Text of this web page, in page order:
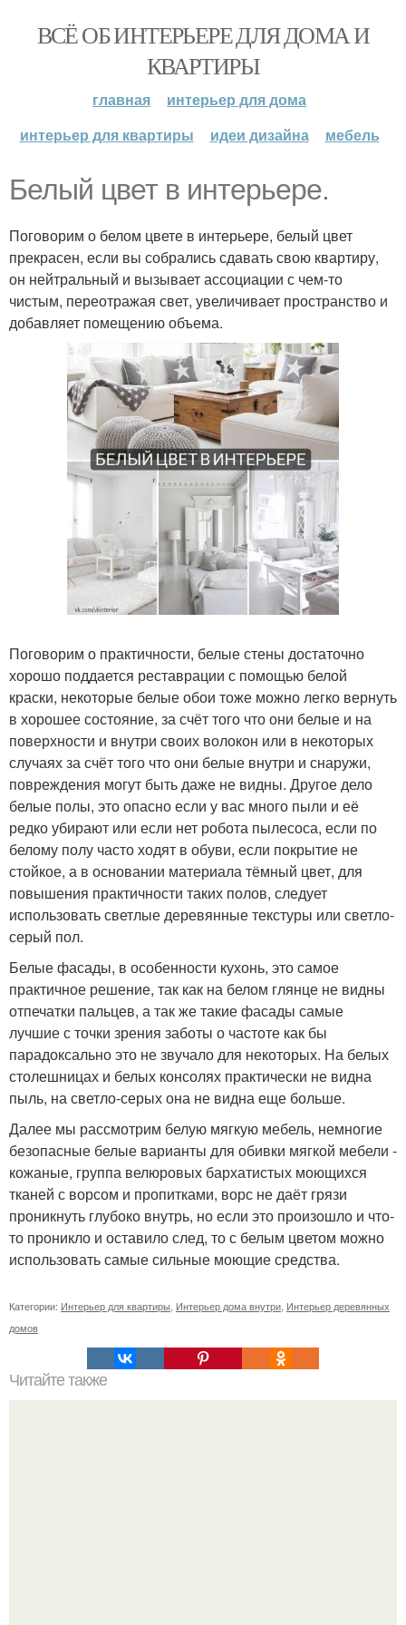
ВСЁ ОБ ИНТЕРЬЕРЕ ДЛЯ ДОМА И
КВАРТИРЫ
главная
интерьер для дома
интерьер для квартиры
идеи дизайна мебель
Белый цвет в интерьере.
Поговорим о белом цвете в интерьере, белый цвет
прекрасен, если вы собрались сдавать свою квартиру,
он нейтральный и вызывает ассоциации с чем-то
чистым, переотражая свет, увеличивает пространство и
добавляет помещению объема.
Поговорим о практичности, белые стены достаточно
хорошо поддается реставрации с помощью белой
краски, некоторые белые обои тоже можно легко вернуть
в хорошее состояние, за счёт того что они белые и на
поверхности и внутри своих волокон или в некоторых
случаях за счёт того что они белые внутри и снаружи,
повреждения могут быть даже не видны. Другое дело
белые полы, это опасно если у вас много пыли и её
редко убирают или если нет робота пылесоса, если по
белому полу часто ходят в обуви, если покрытие не
стойкое, а в основании материала тёмный цвет, для
повышения практичности таких полов, следует
использовать светлые деревянные текстуры или светло-
серый пол.
Белые фасады, в особенности кухонь, это самое
практичное решение, так как на белом глянце не видны
отпечатки пальцев, а так же такие фасады самые
лучшие с точки зрения заботы о частоте как бы
парадоксально это не звучало для некоторых. На белых
столешницах и белых консолях практически не видна
пыль, на светло-серых она не видна еще больше.
Далее мы рассмотрим белую мягкую мебель, немногие
безопасные белые варианты для обивки мягкой мебели -
кожаные, группа велюровых бархатистых моющихся
тканей с ворсом и пропитками, ворс не даёт грязи
проникнуть глубоко внутрь, но если это произошло и что-
то проникло и оставило след, то с белым цветом можно
использовать самые сильные моющие средства.
Категории: Интерьер для квартиры Интерьер дома внутри Интерьер деревянных
домов
Читайте также